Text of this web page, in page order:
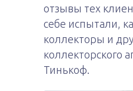
отзывы тех
себе испытали,
коллекторы и
коллекторского
Тинькоф.